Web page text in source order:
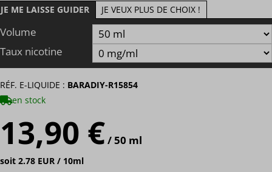
JE ME LAISSE GUIDER JE VEUX PLUS DE CHOIX !
Volume
Taux nicotine
RÉF. E-LIQUIDE : BARADIY-R15854
en stock
13,90 €/ 50 ml
soit 2.78 EUR / 10ml